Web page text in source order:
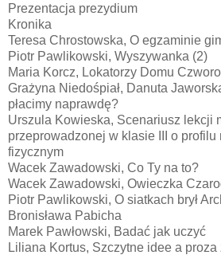
Prezentacja prezydium
Kronika
Teresa Chrostowska, O egzaminie
Piotr Pawlikowski, Wyszywanka (2)
Maria Korcz, Lokatorzy Domu
Grażyna Niedośpiał, Danuta
płacimy naprawdę?
Urszula Kowieska, Scenariusz lekcji
przeprowadzonej w klasie III o profilu
fizycznym
Wacek Zawadowski, Co Ty na to?
Wacek Zawadowski, Owieczka
Piotr Pawlikowski, O siatkach brył
Bronisława Pabicha
Marek Pawłowski, Badać jak uczyć
Liliana Kortus, Szczytne idee a proza